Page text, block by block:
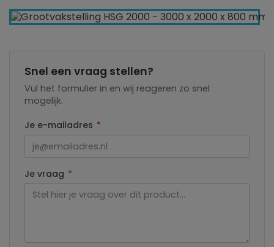
Snel een vraag stellen?
Vul het formulier in en wij reageren zo snel
mogelijk.
Je e-mailadres *
Je vraag *